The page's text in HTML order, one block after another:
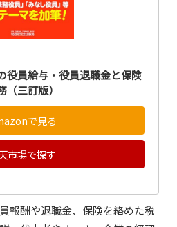
役員給与・役員退職金と保険
（三訂版）
で見る
市場で探す
報酬や退職金、保険を絡めた税